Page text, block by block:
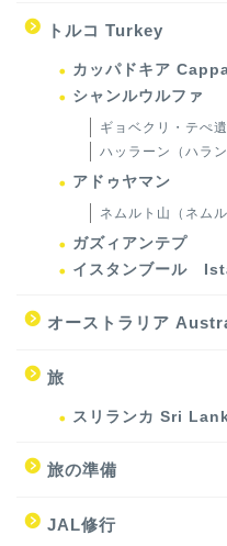
トルコ Turkey
カッパドキア
シャンルウルファ
ギョベクリ・テぺ
ハッラーン（ハラ
アドゥヤマン
ネムルト山（ネム
ガズィアンテプ
イスタンブール
オーストラリア
旅
スリランカ Sri
旅の準備
JAL修行